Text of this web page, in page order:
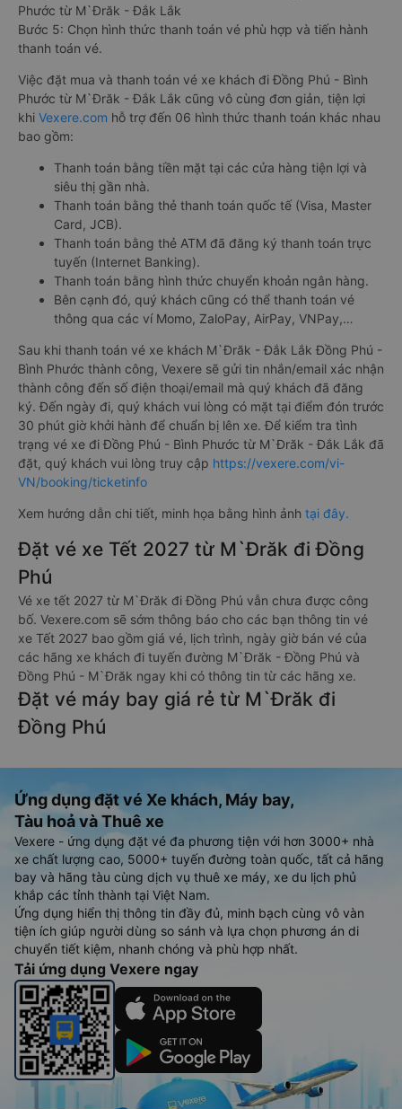
Phước từ M`Đrăk - Đắk Lắk
Bước 5: Chọn hình thức thanh toán vé phù hợp và tiến hành
thanh toán vé.
Việc đặt mua và thanh toán vé xe khách đi Đồng Phú - Bình
Phước từ M`Đrăk - Đắk Lắk cũng vô cùng đơn giản, tiện lợi
khi Vexere.com hỗ trợ đến 06 hình thức thanh toán khác nhau
bao gồm:
Thanh toán bằng tiền mặt tại các cửa hàng tiện lợi và
siêu thị gần nhà.
Thanh toán bằng thẻ thanh toán quốc tế (Visa, Master
Card, JCB).
Thanh toán bằng thẻ ATM đã đăng ký thanh toán trực
tuyến (Internet Banking).
Thanh toán bằng hình thức chuyển khoản ngân hàng.
Bên cạnh đó, quý khách cũng có thể thanh toán vé
thông qua các ví Momo, ZaloPay, AirPay, VNPay,…
Sau khi thanh toán vé xe khách M`Đrăk - Đắk Lắk Đồng Phú -
Bình Phước thành công, Vexere sẽ gửi tin nhắn/email xác nhận
thành công đến số điện thoại/email mà quý khách đã đăng
ký. Đến ngày đi, quý khách vui lòng có mặt tại điểm đón trước
30 phút giờ khởi hành để chuẩn bị lên xe. Để kiểm tra tình
trạng vé xe đi Đồng Phú - Bình Phước từ M`Đrăk - Đắk Lắk đã
đặt, quý khách vui lòng truy cập https://vexere.com/vi-
VN/booking/ticketinfo
Xem hướng dẫn chi tiết, minh họa bằng hình ảnh tại đây.
Đặt vé xe Tết 2027 từ M`Đrăk đi Đồng
Phú
Vé xe tết 2027 từ M`Đrăk đi Đồng Phú vẫn chưa được công
bố. Vexere.com sẽ sớm thông báo cho các bạn thông tin vé
xe Tết 2027 bao gồm giá vé, lịch trình, ngày giờ bán vé của
các hãng xe khách đi tuyến đường M`Đrăk - Đồng Phú và
Đồng Phú - M`Đrăk ngay khi có thông tin từ các hãng xe.
Đặt vé máy bay giá rẻ từ M`Đrăk đi
Đồng Phú
Ứng dụng đặt vé Xe khách, Máy bay,
Tàu hoả và Thuê xe
Vexere - ứng dụng đặt vé đa phương tiện với hơn 3000+ nhà
xe chất lượng cao, 5000+ tuyến đường toàn quốc, tất cả hãng
bay và hãng tàu cùng dịch vụ thuê xe máy, xe du lịch phủ
khắp các tỉnh thành tại Việt Nam.
Ứng dụng hiển thị thông tin đầy đủ, minh bạch cùng vô vàn
tiện ích giúp người dùng so sánh và lựa chọn phương án di
chuyển tiết kiệm, nhanh chóng và phù hợp nhất.
Tải ứng dụng Vexere ngay